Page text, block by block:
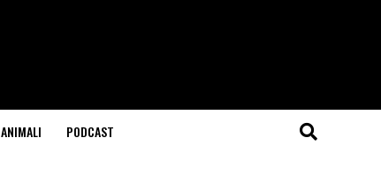
ANIMALI PODCAST